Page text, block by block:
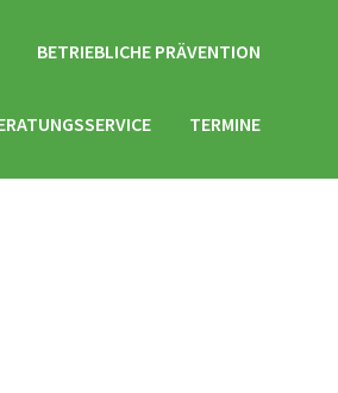
BETRIEBLICHE PRÄVENTION
TERMINE